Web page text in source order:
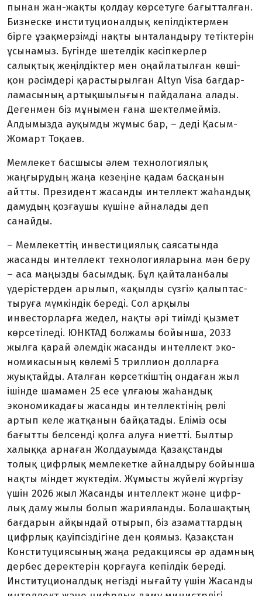
пынан жан-жақты қолдау көрсетуге ба­ғыт­талған.
Бизнеске инсти­туцио­нал­дық кепілдіктер­мен
бірге ұзақ­мер­зім­ді нақты ын­таландыру тетіктерін
ұсы­на­мыз. Бүгінде шетелдік кәсіп­кер­лер
салықтық жеңілдіктер мен оңайлатылған көші-
қон рәсімдері қа­растырылған Altyn Visa бағдар­
ла­ма­сының артықшылығын пайдалана алады.
Дегенмен біз мұ­нымен ға­на шектелмейміз.
Алдымызда ауқым­ды жұмыс бар, – деді Қасым-
Жомарт Тоқаев.
Мемлекет басшысы әлем тех­но­логиялық
жаңғырудың жаңа кезеңі­не қадам басқанын
айтты. Пре­зидент жасанды интеллект жаһандық
дамудың қозғаушы күшіне айналады деп
санайды.
– Мемлекеттің инвес­ти­ция­лық сая­сатында
жасанды ин­теллект тех­нологияларына мән беру
– аса маңызды басым­дық. Бұл қайта­лан­балы
үдеріс­тер­ден ары­лып, «ақыл­ды сүзгі» қа­лып­тас­
тыруға мүмкіндік береді. Сол арқылы
инвесторларға же­дел, нақ­ты әрі тиімді қызмет
көр­сетіледі. ЮНКТАД болжамы бойын­ша, 2033
жылға қарай әлем­­дік жасанды интеллект эко­
номи­ка­сының көлемі 5 триллион долларға
жуықтайды. Аталған көрсеткіштің ондаған жыл
ішін­де шамамен 25 есе ұлғаюы жаһан­­­дық
экономикадағы жасанды интеллектінің рөлі
артып келе жатқанын байқатады. Еліміз осы
бағытты белсенді қолға алуға ниет­ті. Былтыр
халыққа арнаған Жол­дауымда Қазақстанды
толық цифрлық мемлекетке айналдыру бойын­ша
нақты міндет жүктедім. Жұмысты жүйелі жүргізу
үшін 2026 жыл Жасанды интеллект жә­не цифр­
лық даму жылы болып жа­­риялан­ды. Болашақтың
бағ­да­рын айқындай отырып, біз аза­маттардың
цифрлық қауіпсіздігіне ден қоямыз. Қа­зақстан
Консти­туция­сының жаңа редакциясы әр адамның
дербес деректерін қор­ғауға кепілдік бере­ді.
Инсти­ту­цио­налдық негізді ны­ғайту үшін Жасанды